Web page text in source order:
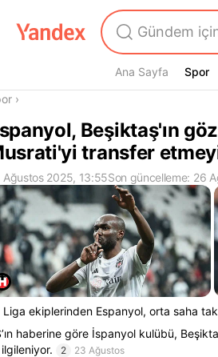
Ana Sayfa Spor
Spor
›
Beşiktaş'ın
transfer
Ağustos 2025, 13:55Son güncelleme: 26
Liga ekiplerinden Espanyol, orta saha
haberine göre İspanyol kulübü,
2 23 Ağustos